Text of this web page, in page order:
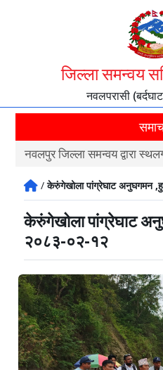
जिल्ला समन्वय
नवलपरासी
नवलपुर जिल्ला समन्वय द्वारा
/केरुंगेखोला पांग्रेघाट अनुघगमन
केरुंगेखोला पांग्रेघाट
२०८३-०२-१२